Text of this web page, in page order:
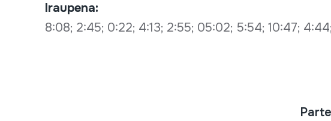
Iraupena:
8:08; 2:45; 0:22; 4:13; 2:55; 05:02; 5:54; 10:47;